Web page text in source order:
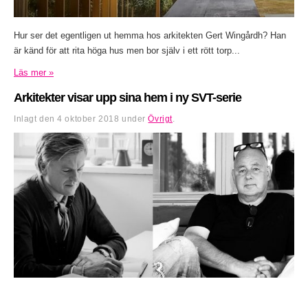
Hur ser det egentligen ut hemma hos arkitekten Gert Wingårdh? Han
är känd för att rita höga hus men bor själv i ett rött torp...
Läs mer »
Arkitekter visar upp sina hem i ny SVT-serie
Inlagt den4 oktober 2018 underÖvrigt.